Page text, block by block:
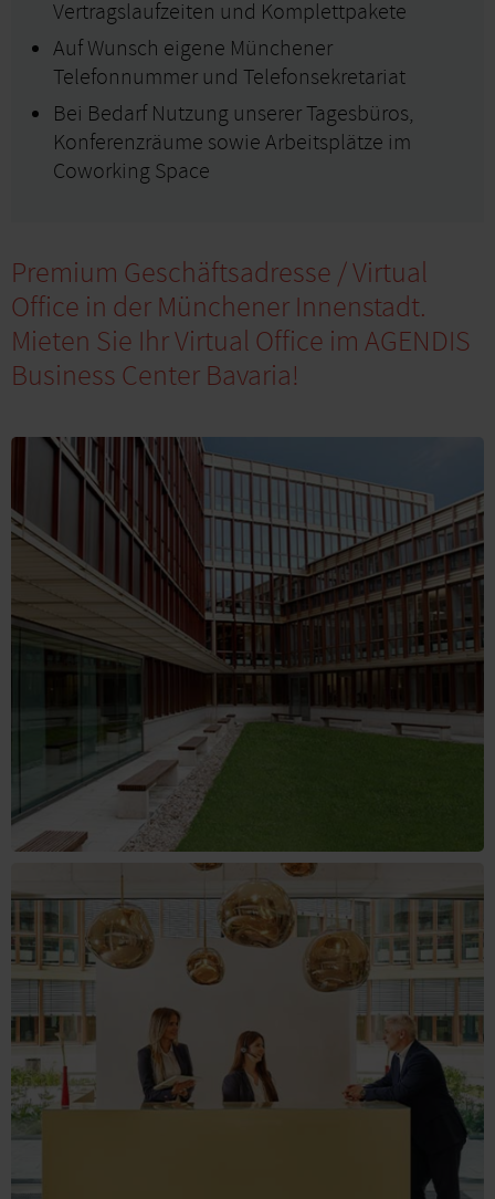
Vertragslaufzeiten und Komplettpakete
Auf Wunsch eigene Münchener
Telefonnummer und Telefonsekretariat
Bei Bedarf Nutzung unserer Tagesbüros,
Konferenzräume sowie Arbeitsplätze im
Coworking Space
Premium Geschäftsadresse / Virtual
Office in der Münchener Innenstadt.
Mieten Sie Ihr Virtual Office im AGENDIS
Business Center Bavaria!